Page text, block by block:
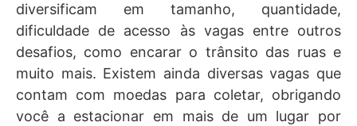
diversificam em tamanho, quantidade,
dificuldade de acesso às vagas entre outros
desafios, como encarar o trânsito das ruas e
muito mais. Existem ainda diversas vagas que
contam com moedas para coletar, obrigando
você a estacionar em mais de um lugar por